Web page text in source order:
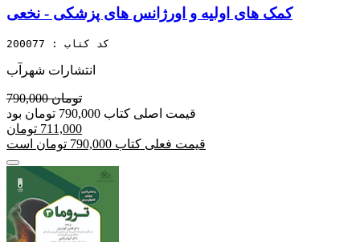
کمک های اولیه و اورژانس های پزشکی - نخعی
کد کتاب : 200077
انتشارات شهرآب
790,000 تومان
قیمت اصلی کتاب 790,000 تومان بود
711,000 تومان
قیمت فعلی کتاب 790,000 تومان است